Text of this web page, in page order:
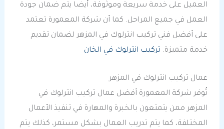
العميل على خدمة سريعة وموثوقة، أيضا يتم ضمان جودة
العمل في جميع المراحل. كما أن شركة المعمورة تعتمد
على أفضل فني تركيب انترلوك في المزهر لضمان تقديم
خدمة متميزة. تركيب انترلوك في الخان
عمال تركيب انترلوك في المزهر
تُوفر شركة المعمورة أفضل عمال تركيب انترلوك في
المزهر ممن يتمتعون بالخبرة والمهارة في تنفيذ الأعمال
المختلفة، كما يتم تدريب العمال بشكل مستمر، كذلك يتم